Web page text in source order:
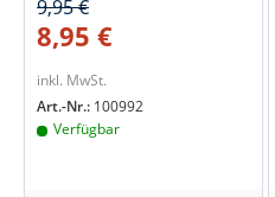
9,95 €
8,95 €
inkl. MwSt.
Art.-Nr.: 100992
Verfügbar